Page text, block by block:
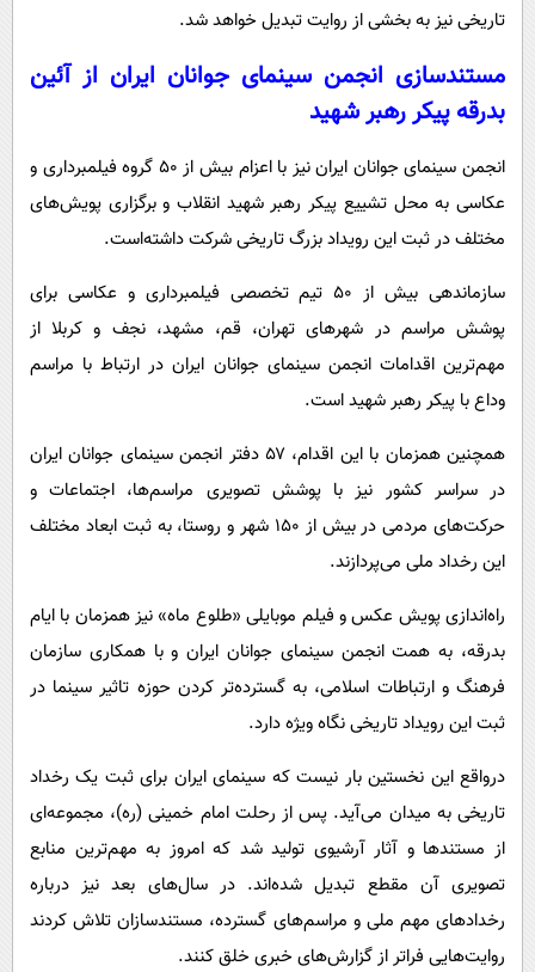
تاریخی نیز به بخشی از روایت تبدیل خواهد شد.
مستندسازی انجمن سینمای جوانان ایران از آئین
بدرقه پیکر رهبر شهید
انجمن سینمای جوانان ایران نیز با اعزام بیش از ۵۰ گروه فیلمبرداری و
عکاسی به محل تشییع پیکر رهبر شهید انقلاب و برگزاری پویش‌های
مختلف در ثبت این رویداد بزرگ تاریخی شرکت داشته‌است.
سازماندهی بیش از ۵۰ تیم تخصصی فیلمبرداری و عکاسی برای
پوشش مراسم در شهرهای تهران، قم، مشهد، نجف و کربلا از
مهم‌ترین اقدامات انجمن سینمای جوانان ایران در ارتباط با مراسم
وداع با پیکر رهبر شهید است.
همچنین همزمان با این اقدام، ۵۷ دفتر انجمن سینمای جوانان ایران
در سراسر کشور نیز با پوشش تصویری مراسم‌ها، اجتماعات و
حرکت‌های مردمی در بیش از ۱۵۰ شهر و روستا، به ثبت ابعاد مختلف
این رخداد ملی می‌پردازند.
راه‌اندازی پویش عکس و فیلم موبایلی «طلوع ماه» نیز همزمان با ایام
بدرقه، به همت انجمن سینمای جوانان ایران و با همکاری سازمان
فرهنگ و ارتباطات اسلامی، به گسترده‌تر کردن حوزه تاثیر سینما در
ثبت این رویداد تاریخی نگاه ویژه دارد.
درواقع این نخستین بار نیست که سینمای ایران برای ثبت یک رخداد
تاریخی به میدان می‌آید. پس از رحلت امام خمینی (ره)، مجموعه‌ای
از مستندها و آثار آرشیوی تولید شد که امروز به مهم‌ترین منابع
تصویری آن مقطع تبدیل شده‌اند. در سال‌های بعد نیز درباره
رخدادهای مهم ملی و مراسم‌های گسترده، مستندسازان تلاش کردند
روایت‌هایی فراتر از گزارش‌های خبری خلق کنند.